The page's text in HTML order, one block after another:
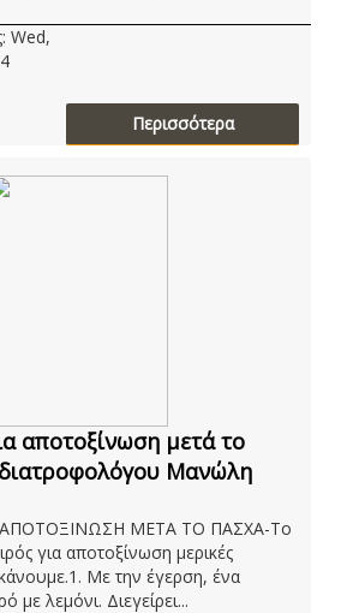
Wed,
Περισσότερα
αποτοξίνωση μετά το
Μανώλη
ΜΕΤΑ ΤΟ ΠΑΣΧΑ-Το
για αποτοξίνωση μερικές
Με την έγερση, ένα
με λεμόνι. Διεγείρει...